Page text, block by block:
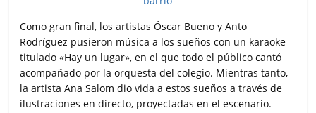
Como gran final, los artistas Óscar Bueno y Anto
Rodríguez pusieron música a los sueños con un karaoke
titulado «Hay un lugar», en el que todo el público cantó
acompañado por la orquesta del colegio. Mientras tanto,
la artista Ana Salom dio vida a estos sueños a través de
ilustraciones en directo, proyectadas en el escenario.